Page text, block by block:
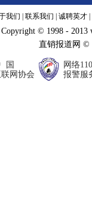
我们 联系我们 诚聘英才
Copyright © 1998 - 2013
直销报道网
国
网协会
网络110
报警服